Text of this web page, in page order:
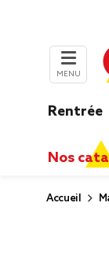
MENU
Rentrée
Nos
Accueil